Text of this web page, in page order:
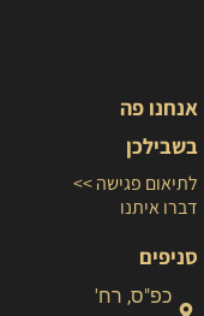
אנחנו פה
בשבילכן
לתיאום פגישה >>
דברו איתנו
סניפים
כפ"ס, רח'